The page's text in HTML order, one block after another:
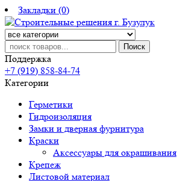
Закладки (0)
Поиск
Поддержка
+7 (919) 858-84-74
Категории
Герметики
Гидроизоляция
Замки и дверная фурнитура
Краски
Аксессуары для окрашивания
Крепеж
Листовой материал